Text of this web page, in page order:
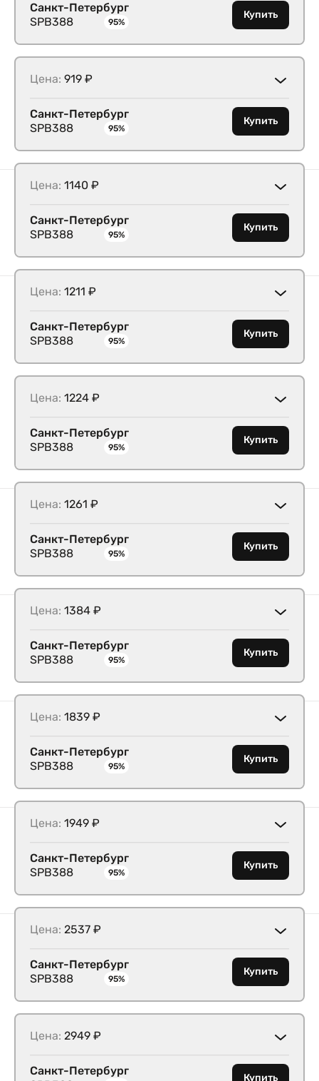
Санкт-Петербург
SPB388
95%
Купить
Цена: 919 ₽
Санкт-Петербург
SPB388
95%
Купить
Цена: 1140 ₽
Санкт-Петербург
SPB388
95%
Купить
Цена: 1211 ₽
Санкт-Петербург
SPB388
95%
Купить
Цена: 1224 ₽
Санкт-Петербург
SPB388
95%
Купить
Цена: 1261 ₽
Санкт-Петербург
SPB388
95%
Купить
Цена: 1384 ₽
Санкт-Петербург
SPB388
95%
Купить
Цена: 1839 ₽
Санкт-Петербург
SPB388
95%
Купить
Цена: 1949 ₽
Санкт-Петербург
SPB388
95%
Купить
Цена: 2537 ₽
Санкт-Петербург
SPB388
95%
Купить
Цена: 2949 ₽
Санкт-Петербург
Купить